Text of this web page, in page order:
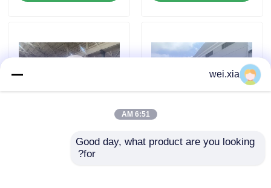
اتصل بنا
القضايا
الهوائية الزجاج الترقق
الهوائية الزجاج الترقق
الأوتوكلاف الزجاج مفاعل
wei.xia
6:51 AM
Good day, what product are you looking
for?